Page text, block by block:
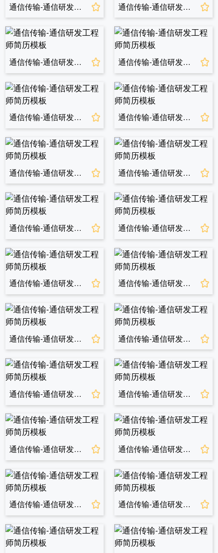
通信传输-通信研发工程师简历模板 通信传输-通信研发工程师简历模板
通信传输-通信研发工程师简历模板 通信传输-通信研发工程师简历模板
通信传输-通信研发工程师简历模板 通信传输-通信研发工程师简历模板
通信传输-通信研发工程师简历模板 通信传输-通信研发工程师简历模板
通信传输-通信研发工程师简历模板 通信传输-通信研发工程师简历模板
通信传输-通信研发工程师简历模板 通信传输-通信研发工程师简历模板
通信传输-通信研发工程师简历模板 通信传输-通信研发工程师简历模板
通信传输-通信研发工程师简历模板 通信传输-通信研发工程师简历模板
通信传输-通信研发工程师简历模板 通信传输-通信研发工程师简历模板
通信传输-通信研发工程师简历模板 通信传输-通信研发工程师简历模板